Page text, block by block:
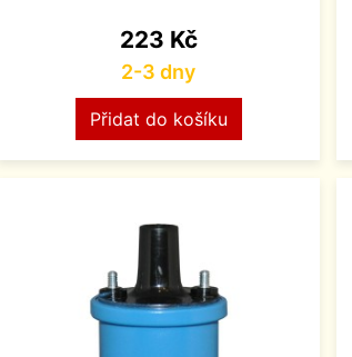
Cena
223 Kč
2-3 dny
Přidat do košíku